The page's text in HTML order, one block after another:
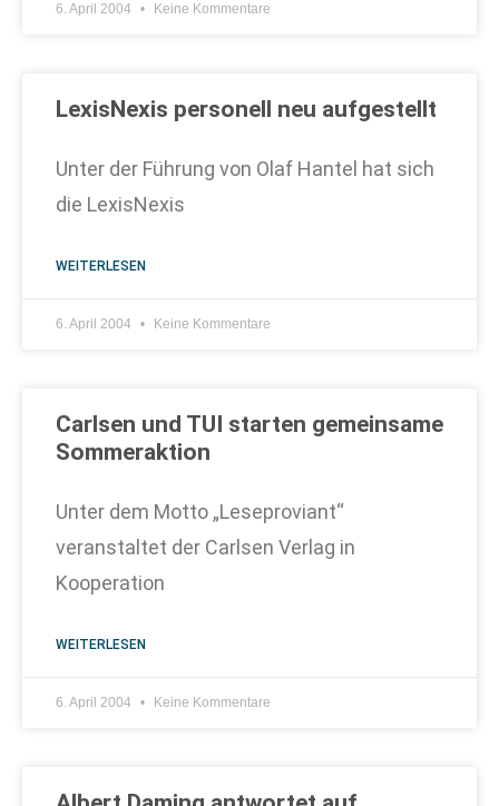
6. April 2004 Keine Kommentare
LexisNexis personell neu aufgestellt
Unter der Führung von Olaf Hantel hat sich
die LexisNexis
WEITERLESEN
6. April 2004 Keine Kommentare
Carlsen und TUI starten gemeinsame
Sommeraktion
Unter dem Motto „Leseproviant“
veranstaltet der Carlsen Verlag in
Kooperation
WEITERLESEN
6. April 2004 Keine Kommentare